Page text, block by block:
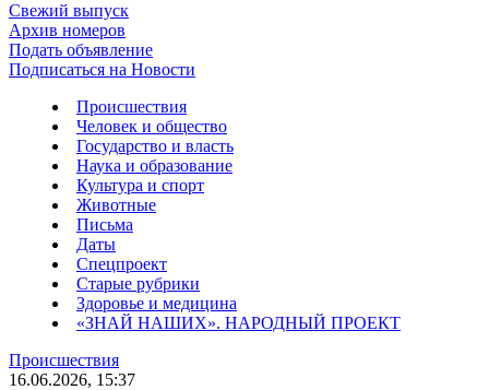
Свежий выпуск
Архив номеров
Подать объявление
Подписаться на Новости
Происшествия
Человек и общество
Государство и власть
Наука и образование
Культура и спорт
Животные
Письма
Даты
Спецпроект
Старые рубрики
Здоровье и медицина
«ЗНАЙ НАШИХ». НАРОДНЫЙ ПРОЕКТ
Происшествия
16.06.2026, 15:37